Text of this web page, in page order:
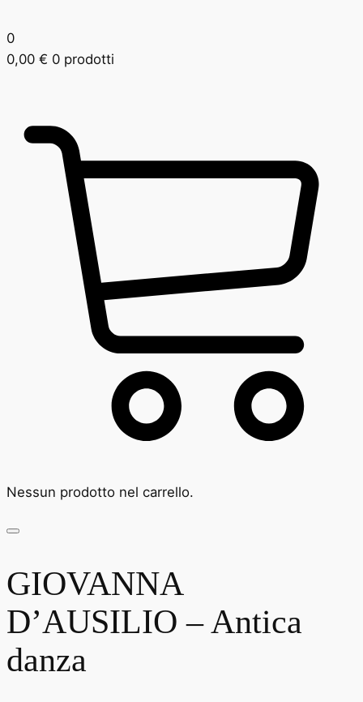
0
0,00 € 0 prodotti
Nessun prodotto nel carrello.
GIOVANNA
D’AUSILIO – Antica
danza